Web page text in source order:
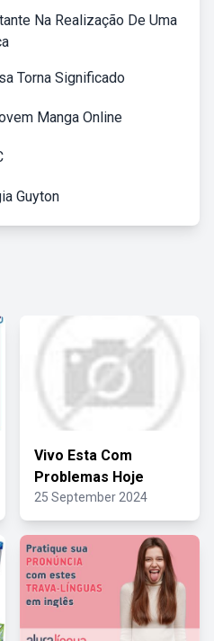
Na Realização De Uma
Torna Significado
Manga Online
Guyton
Vivo Esta Com
Problemas Hoje
25 September 2024